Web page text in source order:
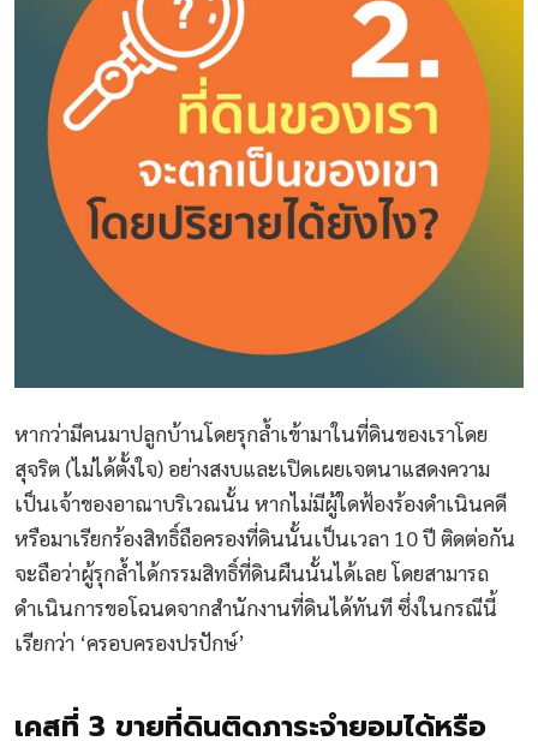
หากว่ามีคนมาปลูกบ้านโดยรุกล้ำเข้ามาในที่ดินของเราโดย
สุจริต (ไม่ได้ตั้งใจ) อย่างสงบและเปิดเผยเจตนาแสดงความ
เป็นเจ้าของอาณาบริเวณนั้น หากไม่มีผู้ใดฟ้องร้องดำเนินคดี
หรือมาเรียกร้องสิทธิ์ถือครองที่ดินนั้นเป็นเวลา 10 ปี ติดต่อกัน
จะถือว่าผู้รุกล้ำได้กรรมสิทธิ์ที่ดินผืนนั้นได้เลย โดยสามารถ
ดำเนินการขอโฉนดจากสำนักงานที่ดินได้ทันที ซึ่งในกรณีนี้
เรียกว่า ‘ครอบครองปรปักษ์’
เคสที่ 3 ขายที่ดินติดภาระจำยอมได้หรือ